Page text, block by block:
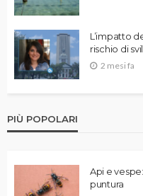
L’impatto
rischio di
2 mesi fa
PIÙ POPOLARI
Api e
puntura